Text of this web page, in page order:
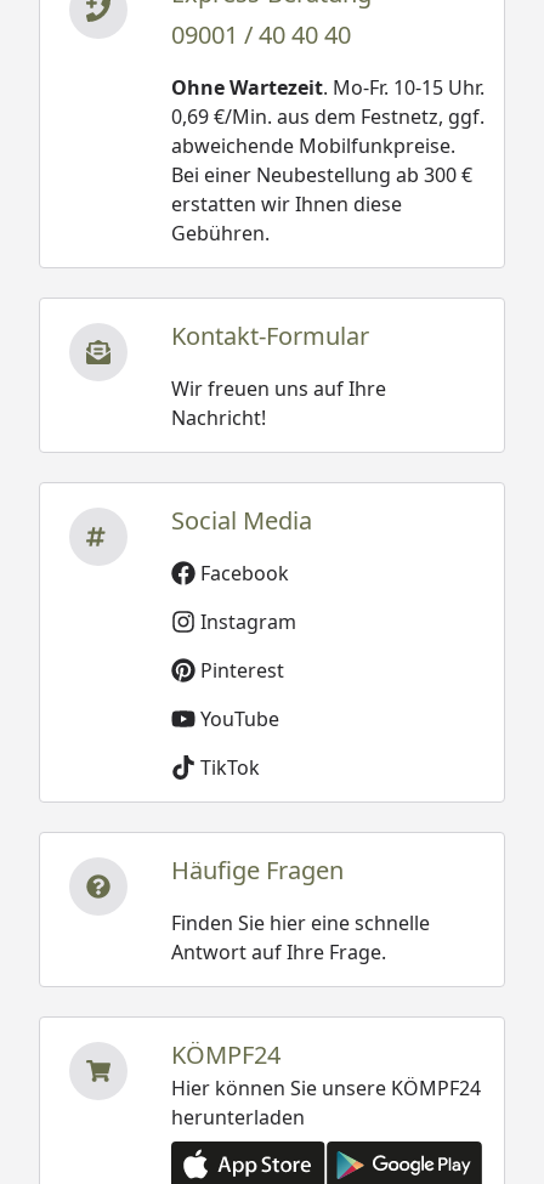
09001 / 40 40 40
Ohne Wartezeit. Mo-Fr. 10-15 Uhr.
0,69 €/Min. aus dem Festnetz, ggf.
abweichende Mobilfunkpreise.
Bei einer Neubestellung ab 300 €
erstatten wir Ihnen diese
Gebühren.
Kontakt-Formular
Wir freuen uns auf Ihre
Nachricht!
Social Media
Facebook
Instagram
Pinterest
YouTube
TikTok
Häufige Fragen
Finden Sie hier eine schnelle
Antwort auf Ihre Frage.
KÖMPF24
Hier können Sie unsere KÖMPF24
herunterladen